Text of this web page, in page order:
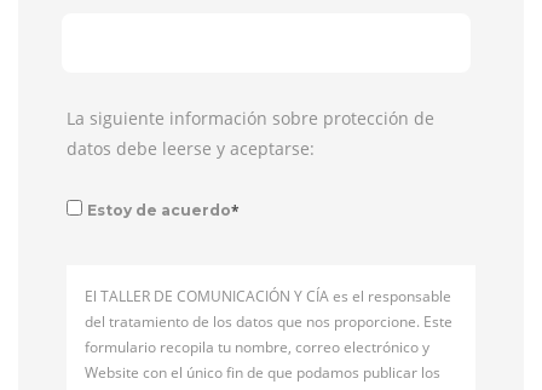
La siguiente información sobre protección de
datos debe leerse y aceptarse:
Estoy de acuerdo*
El TALLER DE COMUNICACIÓN Y CÍA es el responsable
del tratamiento de los datos que nos proporcione. Este
formulario recopila tu nombre, correo electrónico y
Website con el único fin de que podamos publicar los